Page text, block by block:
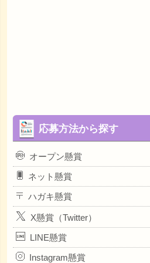
応募方法から探す
オープン懸賞
ネット懸賞
ハガキ懸賞
X懸賞（Twitter）
LINE懸賞
Instagram懸賞